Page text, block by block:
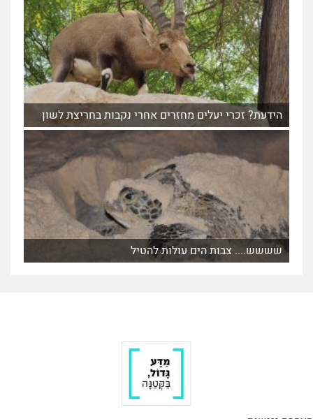
הידעת? זכרי יעלים מחזרים אחרי נקבות בחריצת לשון
שששש.... צבות הים עולות להטיל